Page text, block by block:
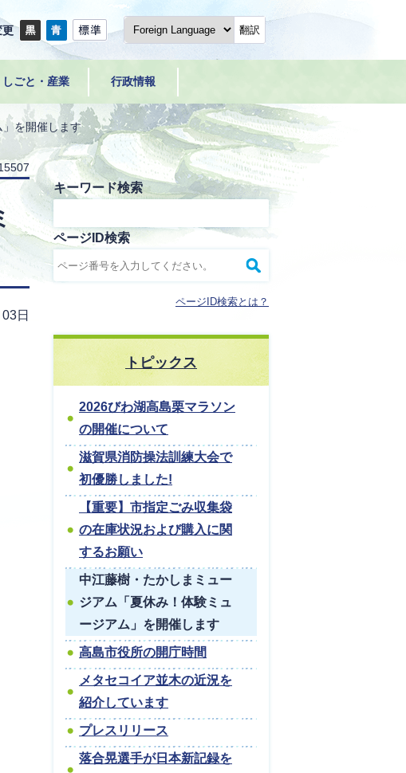
更 翻訳
しごと・産業 行政情報
を開催します
日
キーワード検索
ページID検索
ページID検索とは？
トピックス
2026びわ湖高島栗マラソン
の開催について
滋賀県消防操法訓練大会で
初優勝しました!
【重要】市指定ごみ収集袋
の在庫状況および購入に関
するお願い
中江藤樹・たかしまミュー
ジアム「夏休み！体験ミュ
ージアム」を開催します
高島市役所の開庁時間
メタセコイア並木の近況を
紹介しています
プレスリリース
落合晃選手が日本新記録を